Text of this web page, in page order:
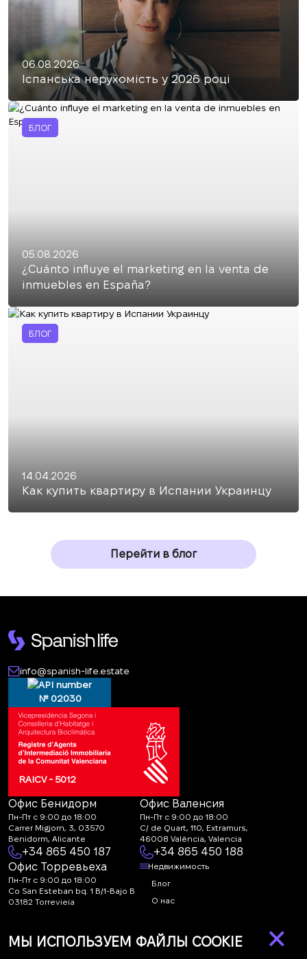
06.08.2026
Іспанська нерухомість у 2026 році
БЛОГ
05.08.2026
¿Cuánto influye el marketing en la venta de
inmuebles en España?
БЛОГ
14.04.2026
Как купить квартиру в Испании Украинцу
Перейти в блог
info@spanish-life.estate
№ 02030
RAICV - 5012
Офис Бенидорм
Пн-Пт с 9:00 до 18:00
Carrer Migjorn, 3, 03570
Benidorm, Alicante
+34 865 450 187
Офис Валенсия
Пн-Пт с 9:00 до 18:00
C/ de Quart, 110, Extramurs,
46008 València, Valencia
+34 865 450 188
Офис Торревьеха
Пн-Пт с 9:00 до 18:00
Co San Esteban bq. 1 B/1-Bajo B
03182 Torrevieja
life.estate
Недвижимость
Блог
О нас
Контакты
×
МЫ ИСПОЛЬЗУЕМ ФАЙЛЫ COOKIE